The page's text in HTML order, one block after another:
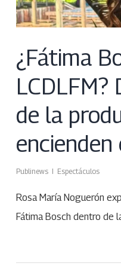
¿Fátima
LCDLFM?
de la
Publinews Espectáculos
Rosa María Noguerón
Fátima Bosch dentro de